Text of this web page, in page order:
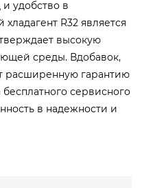
удобство в
R32 является
высокую
среды. Вдобавок,
расширенную гарантию
сервисного
в надежности и